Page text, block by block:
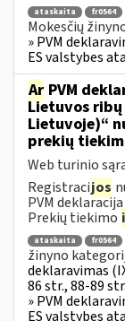
ataskaita fr0564
Mokesčių
» PVM
ES valstybes
Ar PVM
Lietuvos
Lietuvoje)“
prekių
Web turinio
Registracijos
PVM
Prekių tiekimo
ataskaita fr0564
žinyno
deklaravimas
86 str., 88-89
» PVM
ES valstybes